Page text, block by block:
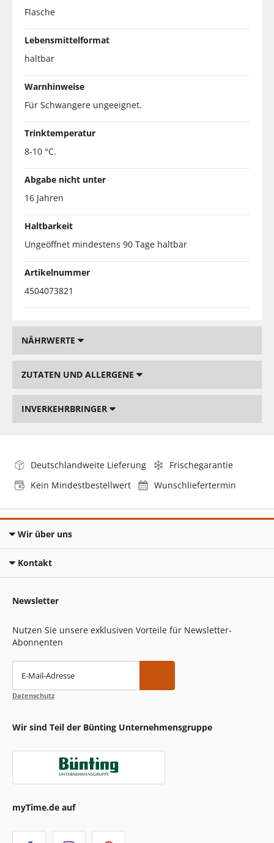
Flasche
Lebensmittelformat
haltbar
Warnhinweise
Für Schwangere ungeeignet.
Trinktemperatur
8-10 °C.
Abgabe nicht unter
16 Jahren
Haltbarkeit
Ungeöffnet mindestens 90 Tage haltbar
Artikelnummer
4504073821
NÄHRWERTE
ZUTATEN UND ALLERGENE
INVERKEHRBRINGER
Deutschlandweite Lieferung
Frischegarantie
Kein Mindestbestellwert
Wunschliefertermin
Wir über uns
Kontakt
Newsletter
Nutzen Sie unsere exklusiven Vorteile für Newsletter-
Abonnenten
E-Mail-Adresse
Datenschutz
Wir sind Teil der Bünting Unternehmensgruppe
myTime.de auf